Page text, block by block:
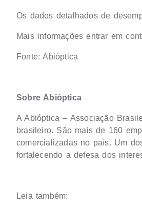
Os dados detalhados de
Mais informações entrar em
Fonte: Abióptica
Sobre Abióptica
A Abióptica – Associação
brasileiro. São mais de 160
comercializadas no país. Um
fortalecendo a defesa dos
Leia também: